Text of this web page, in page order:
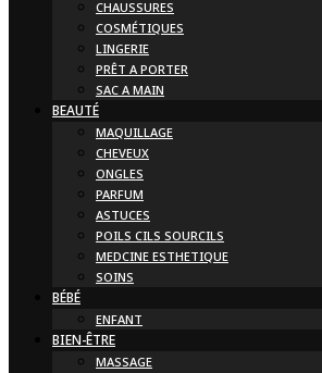
CHAUSSURES
COSMÉTIQUES
LINGERIE
PRÊT A PORTER
SAC A MAIN
BEAUTÉ
MAQUILLAGE
CHEVEUX
ONGLES
PARFUM
ASTUCES
POILS CILS SOURCILS
MEDCINE ESTHETIQUE
SOINS
BÉBÉ
ENFANT
BIEN-ÊTRE
MASSAGE